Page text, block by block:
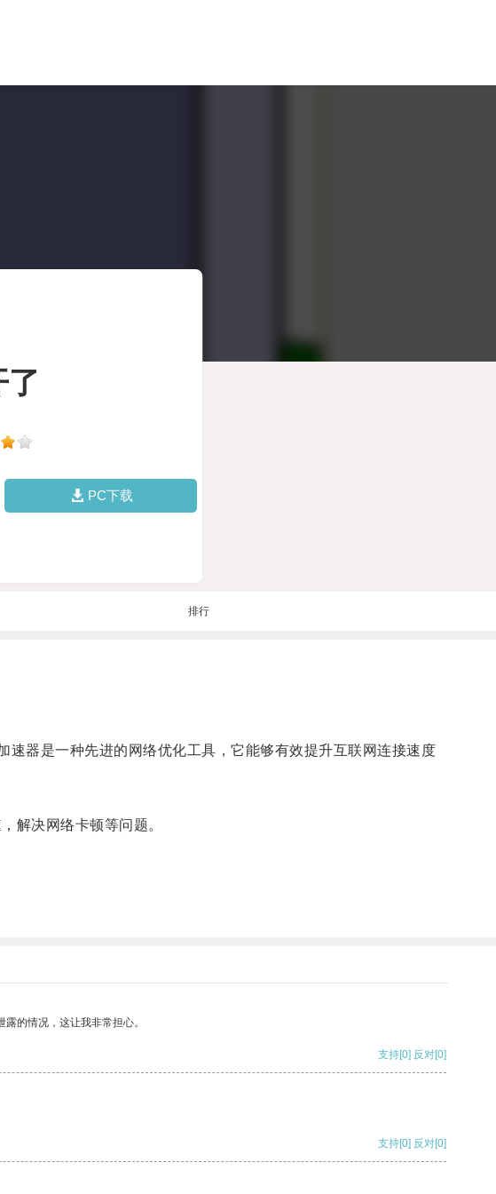
PC下载
排行
器是一种先进的网络优化工具，它能够有效提升互联网连接速度
解决网络卡顿等问题。
的情况，这让我非常担心。
支持[0] 反对[0]
支持[0] 反对[0]